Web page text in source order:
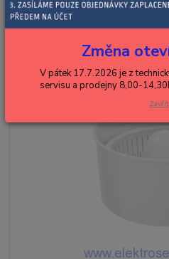
Bosch
MUZ4ZP1Změna
V pátek 17.7.2026 je z
servisu a prodejny 8,00-
Zavřít